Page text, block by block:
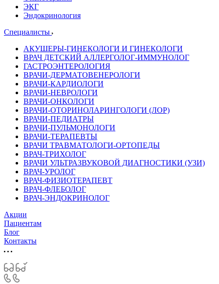
ЭКГ
Эндокринология
Специалисты
АКУШЕРЫ-ГИНЕКОЛОГИ И ГИНЕКОЛОГИ
ВРАЧ ДЕТСКИЙ АЛЛЕРГОЛОГ-ИММУНОЛОГ
ГАСТРОЭНТЕРОЛОГИЯ
ВРАЧИ-ДЕРМАТОВЕНЕРОЛОГИ
ВРАЧИ-КАРДИОЛОГИ
ВРАЧИ-НЕВРОЛОГИ
ВРАЧИ-ОНКОЛОГИ
ВРАЧИ-ОТОРИНОЛАРИНГОЛОГИ (ЛОР)
ВРАЧИ-ПЕДИАТРЫ
ВРАЧИ-ПУЛЬМОНОЛОГИ
ВРАЧИ-ТЕРАПЕВТЫ
ВРАЧИ ТРАВМАТОЛОГИ-ОРТОПЕДЫ
ВРАЧ-ТРИХОЛОГ
ВРАЧИ УЛЬТРАЗВУКОВОЙ ДИАГНОСТИКИ (УЗИ)
ВРАЧ-УРОЛОГ
ВРАЧ-ФИЗИОТЕРАПЕВТ
ВРАЧ-ФЛЕБОЛОГ
ВРАЧ-ЭНДОКРИНОЛОГ
Акции
Пациентам
Блог
Контакты